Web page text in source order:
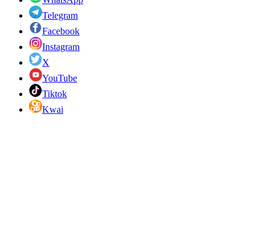
Telegram
Facebook
Instagram
X
YouTube
Tiktok
Kwai